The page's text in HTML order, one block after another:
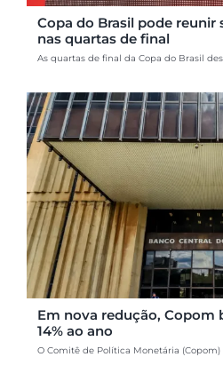
Copa do Brasil pode
nas quartas de final
As quartas de final da Copa do Brasil
Em nova redução, Copom
14% ao ano
O Comitê de Política Monetária (Copom)